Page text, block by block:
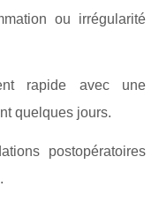
ou irrégularité
rapide avec une
quelques jours.
postopératoires